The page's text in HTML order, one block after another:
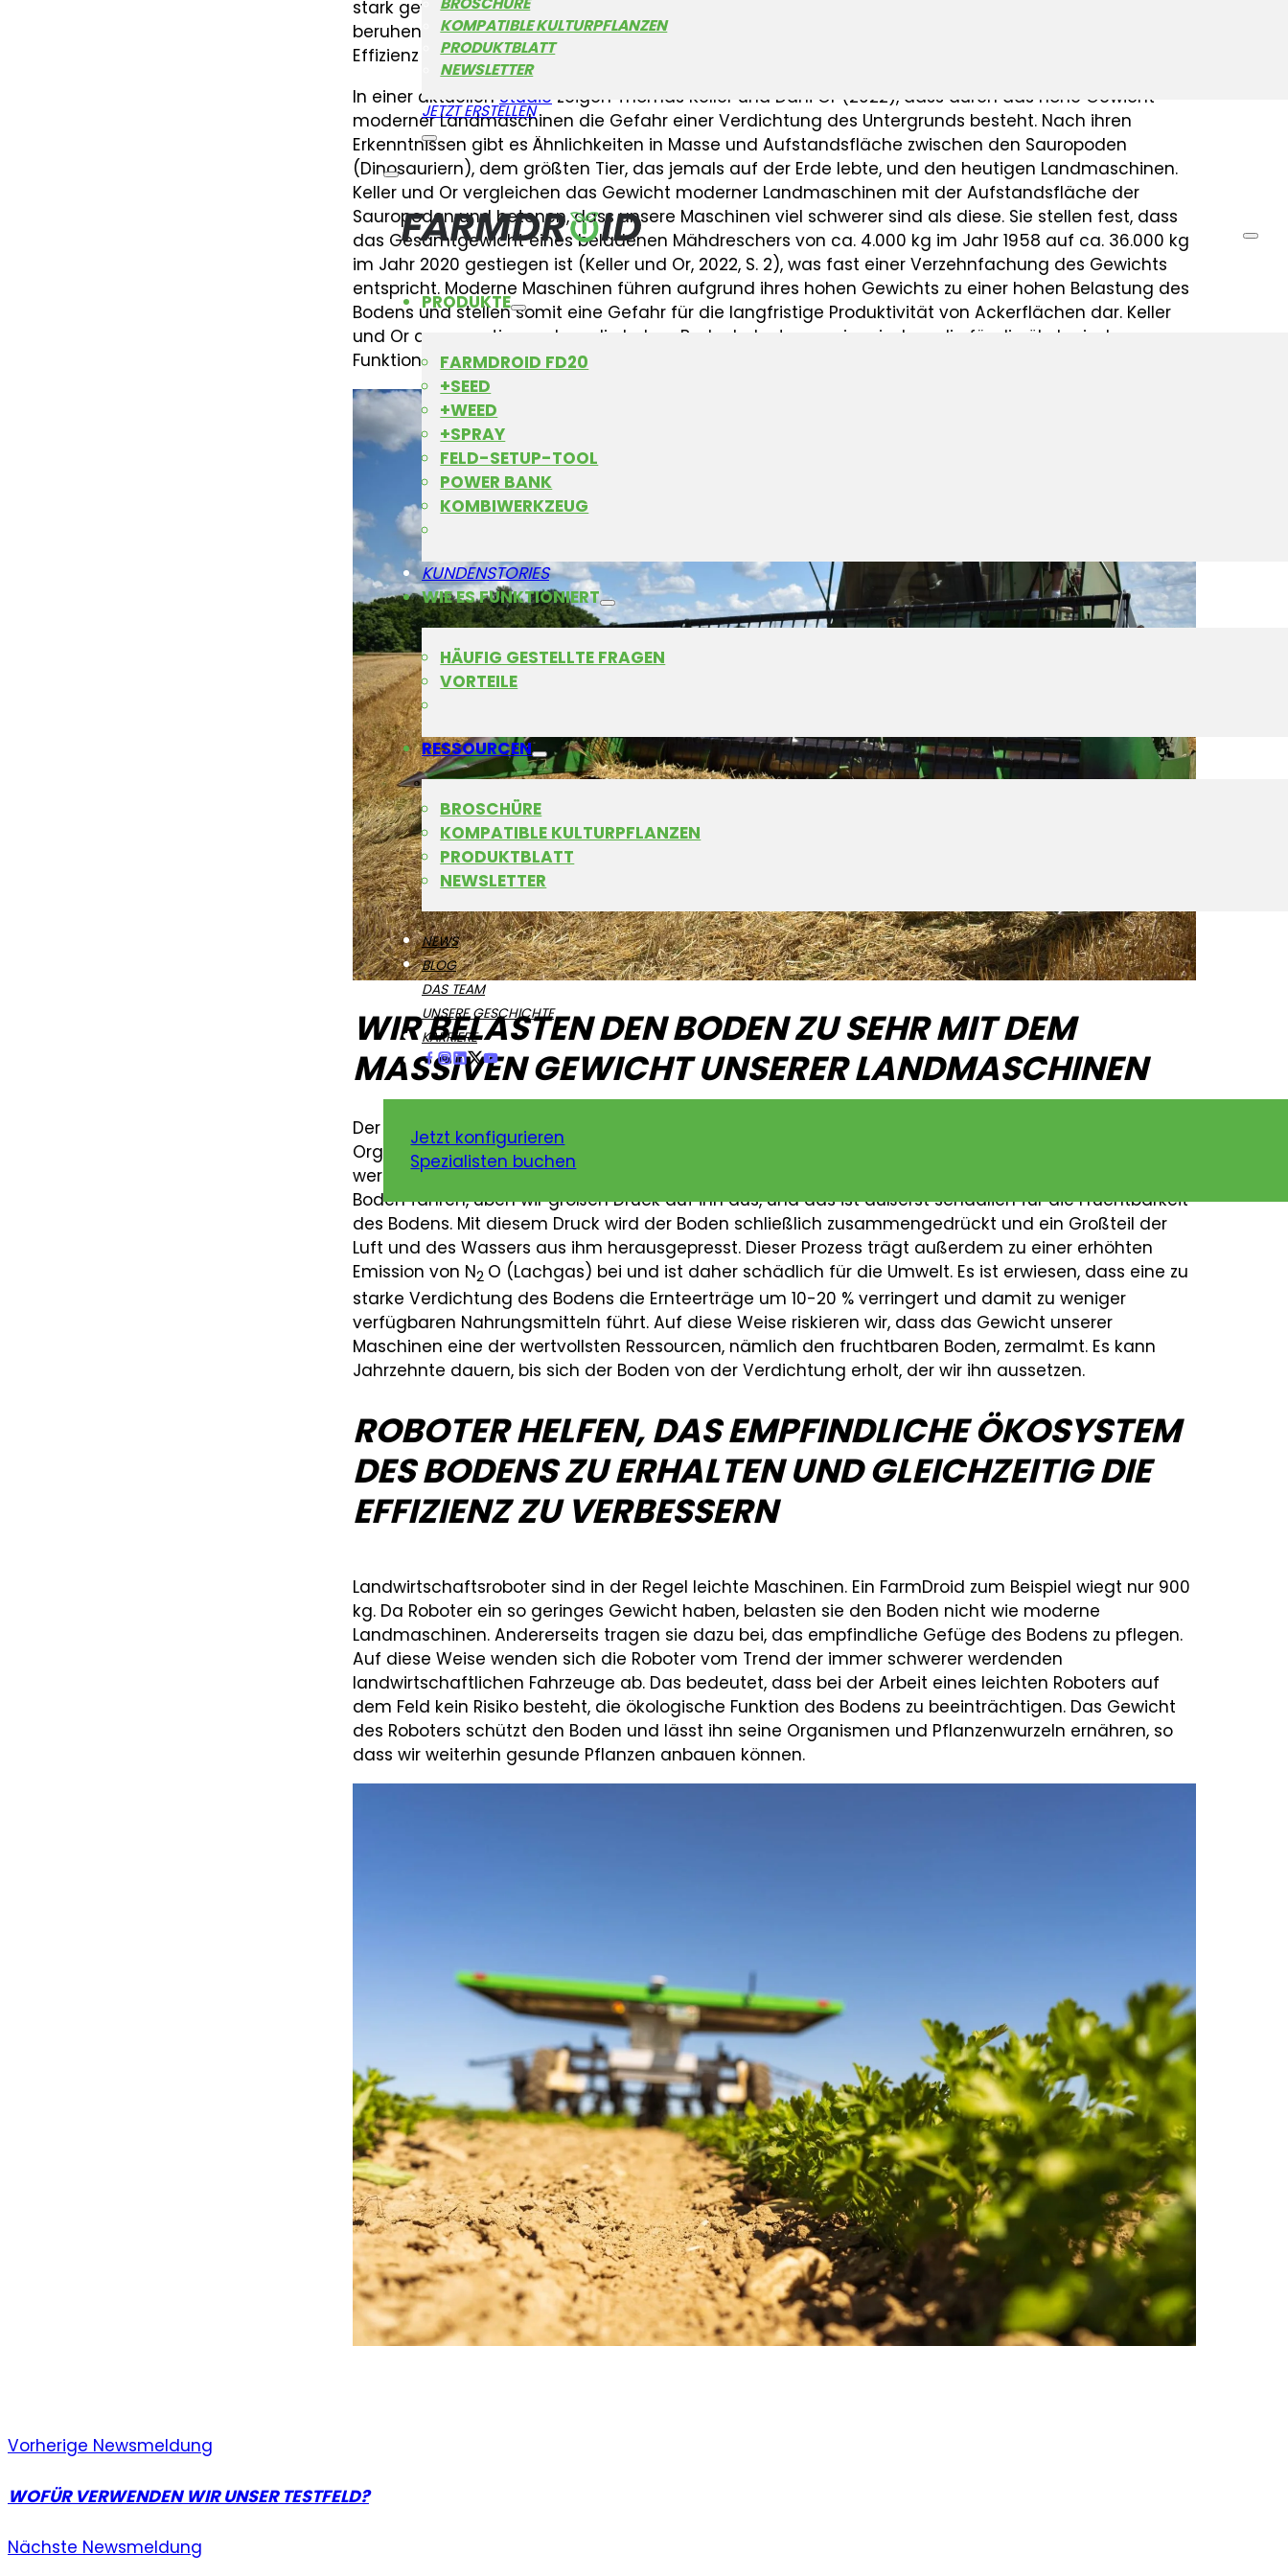
KOMPATIBLE KULTURPFLANZEN
PRODUKTBLATT
NEWSLETTER
JETZT ERSTELLEN
PRODUKTE
FARMDROID FD20
+SEED
+WEED
+SPRAY
FELD-SETUP-TOOL
POWER BANK
KOMBIWERKZEUG
KUNDENSTORIES
WIE ES FUNKTIONIERT
HÄUFIG GESTELLTE FRAGEN
VORTEILE
RESSOURCEN
BROSCHÜRE
KOMPATIBLE KULTURPFLANZEN
PRODUKTBLATT
NEWSLETTER
NEWS
BLOG
DAS TEAM
UNSERE GESCHICHTE
KARRIERE
Jetzt konfigurieren
Spezialisten buchen
stark gewachsen. Das wachsende Gewicht und die zunehmende Größe unserer Landmaschinen
beruhen daher auf dem Wunsch, die Kapazität und Leistung der Maschinen zu erhöhen, um die
Effizienz zu steigern.
In einer aktuellen Studie zeigen Thomas Keller und Dani Or (2022), dass durch das hohe Gewicht
moderner Landmaschinen die Gefahr einer Verdichtung des Untergrunds besteht. Nach ihren
Erkenntnissen gibt es Ähnlichkeiten in Masse und Aufstandsfläche zwischen den Sauropoden
(Dinosauriern), dem größten Tier, das jemals auf der Erde lebte, und den heutigen Landmaschinen.
Keller und Or vergleichen das Gewicht moderner Landmaschinen mit der Aufstandsfläche der
Sauropoden und betonen, dass unsere Maschinen viel schwerer sind als diese. Sie stellen fest, dass
das Gesamtgewicht eines beladenen Mähdreschers von ca. 4.000 kg im Jahr 1958 auf ca. 36.000 kg
im Jahr 2020 gestiegen ist (Keller und Or, 2022, S. 2), was fast einer Verzehnfachung des Gewichts
entspricht. Moderne Maschinen führen aufgrund ihres hohen Gewichts zu einer hohen Belastung des
Bodens und stellen somit eine Gefahr für die langfristige Produktivität von Ackerflächen dar. Keller
und Or argumentieren, dass die hohen Bodenbelastungen inzwischen die für die ökologische
Funktion des Bodens sicheren mechanischen Grenzen überschritten haben.
WIR BELASTEN DEN BODEN ZU SEHR MIT DEM
MASSIVEN GEWICHT UNSERER LANDMASCHINEN
Der Boden ist ein empfindliches Ökosystem, das aus Wasser und zirkulierender Luft besteht und
Organismen und Pflanzenwurzeln ernährt. Solange diese Organismen und Pflanzenwurzeln ernährt
werden, bleibt der Boden fruchtbar. Wenn wir jedoch mit unseren riesigen Landmaschinen auf dem
Boden fahren, üben wir großen Druck auf ihn aus, und das ist äußerst schädlich für die Fruchtbarkeit
des Bodens. Mit diesem Druck wird der Boden schließlich zusammengedrückt und ein Großteil der
Luft und des Wassers aus ihm herausgepresst. Dieser Prozess trägt außerdem zu einer erhöhten
Emission von N2 O (Lachgas) bei und ist daher schädlich für die Umwelt. Es ist erwiesen, dass eine zu
starke Verdichtung des Bodens die Ernteerträge um 10-20 % verringert und damit zu weniger
verfügbaren Nahrungsmitteln führt. Auf diese Weise riskieren wir, dass das Gewicht unserer
Maschinen eine der wertvollsten Ressourcen, nämlich den fruchtbaren Boden, zermalmt. Es kann
Jahrzehnte dauern, bis sich der Boden von der Verdichtung erholt, der wir ihn aussetzen.
ROBOTER HELFEN, DAS EMPFINDLICHE ÖKOSYSTEM
DES BODENS ZU ERHALTEN UND GLEICHZEITIG DIE
EFFIZIENZ ZU VERBESSERN
Landwirtschaftsroboter sind in der Regel leichte Maschinen. Ein FarmDroid zum Beispiel wiegt nur 900
kg. Da Roboter ein so geringes Gewicht haben, belasten sie den Boden nicht wie moderne
Landmaschinen. Andererseits tragen sie dazu bei, das empfindliche Gefüge des Bodens zu pflegen.
Auf diese Weise wenden sich die Roboter vom Trend der immer schwerer werdenden
landwirtschaftlichen Fahrzeuge ab. Das bedeutet, dass bei der Arbeit eines leichten Roboters auf
dem Feld kein Risiko besteht, die ökologische Funktion des Bodens zu beeinträchtigen. Das Gewicht
des Roboters schützt den Boden und lässt ihn seine Organismen und Pflanzenwurzeln ernähren, so
dass wir weiterhin gesunde Pflanzen anbauen können.
Vorherige Newsmeldung
WOFÜR VERWENDEN WIR UNSER TESTFELD?
Nächste Newsmeldung